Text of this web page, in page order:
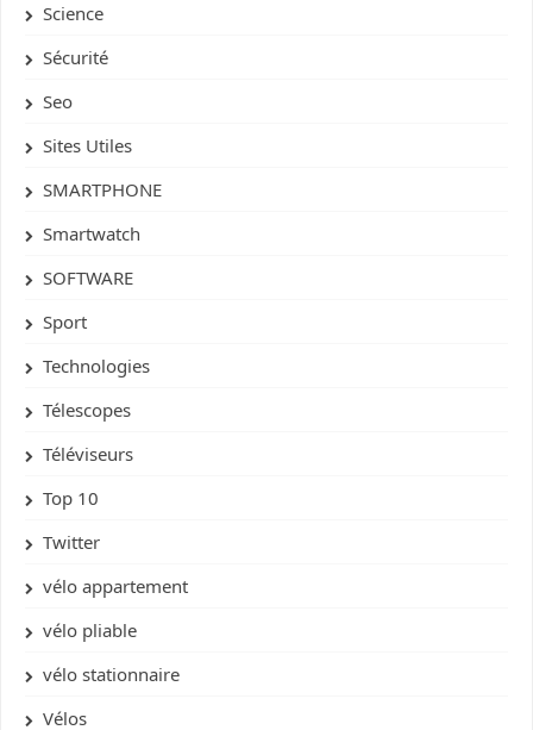
Science
Sécurité
Seo
Sites Utiles
SMARTPHONE
Smartwatch
SOFTWARE
Sport
Technologies
Télescopes
Téléviseurs
Top 10
Twitter
vélo appartement
vélo pliable
vélo stationnaire
Vélos